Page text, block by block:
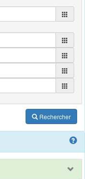
Rechercher